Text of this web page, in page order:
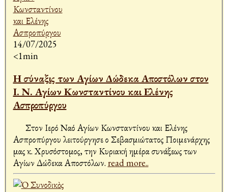
14/07/2025
<1min
Η σύναξις των Αγίων Δώδεκα Αποστόλων στον
Ι. Ν. Αγίων Κωνσταντίνου και Ελένης
Ασπροπύργου
Στον Ιερό Ναό Αγίων Κωνσταντίνου και Ελένης
Ασπροπύργου λειτούργησε ο Σεβασμιώτατος Ποιμενάρχης
μας κ. Χρυσόστομος, την Κυριακή ημέρα συνάξεως των
Αγίων Δώδεκα Αποστόλων. read more..